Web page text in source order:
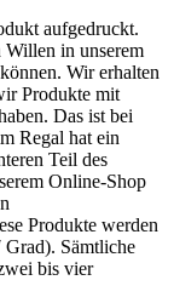
aufgedruckt.
Willen in unserem
Wir erhalten
Produkte mit
Das ist bei
Regal hat ein
Teil des
Online-Shop
Produkte werden
Grad). Sämtliche
bis vier